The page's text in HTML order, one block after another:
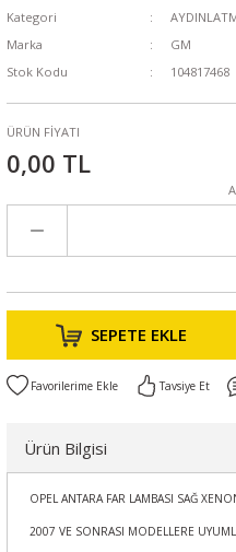
Kategori
Marka
GM
Stok Kodu
104817468
ÜRÜN FİYATI
0,00 TL
SEPETE EKLE
Tavsiye Et
Ürün Bilgisi
OPEL ANTARA FAR LAMBASI SAĞ
2007 VE SONRASI MODELLERE